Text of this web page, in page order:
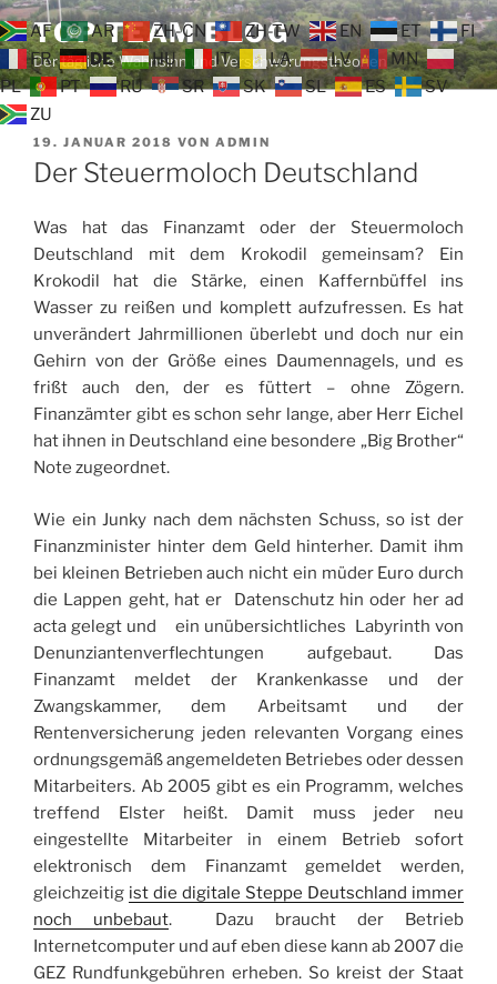
Zum
Inhalt
springen
TOP TEAM BLOG
Der tägliche Wahnsinn und Verschwörungstheorien
VERÖFFENTLICHT
AM
19. JANUAR 2018 VON ADMIN
Der Steuermoloch Deutschland
Was hat das Finanzamt oder der Steuermoloch
Deutschland mit dem Krokodil gemeinsam? Ein
Krokodil hat die Stärke, einen Kaffernbüffel ins
Wasser zu reißen und komplett aufzufressen. Es hat
unverändert Jahrmillionen überlebt und doch nur ein
Gehirn von der Größe eines Daumennagels, und es
frißt auch den, der es füttert – ohne Zögern.
Finanzämter gibt es schon sehr lange, aber Herr Eichel
hat ihnen in Deutschland eine besondere „Big Brother“
Note zugeordnet.
Wie ein Junky nach dem nächsten Schuss, so ist der
Finanzminister hinter dem Geld hinterher. Damit ihm
bei kleinen Betrieben auch nicht ein müder Euro durch
die Lappen geht, hat er  Datenschutz hin oder her ad
acta gelegt und  ein unübersichtliches Labyrinth von
Denunziantenverflechtungen aufgebaut. Das
Finanzamt meldet der Krankenkasse und der
Zwangskammer, dem Arbeitsamt und der
Rentenversicherung jeden relevanten Vorgang eines
ordnungsgemäß angemeldeten Betriebes oder dessen
Mitarbeiters. Ab 2005 gibt es ein Programm, welches
treffend Elster heißt. Damit muss jeder neu
eingestellte Mitarbeiter in einem Betrieb sofort
elektronisch dem Finanzamt gemeldet werden,
gleichzeitig ist die digitale Steppe Deutschland immer
noch unbebaut. Dazu braucht der Betrieb
Internetcomputer und auf eben diese kann ab 2007 die
GEZ Rundfunkgebühren erheben. So kreist der Staat
AF AR ZH-CN ZH-TW EN ET
FI
FR
DE HU IT LA LV
MN
PL
PT RU SR SK SL ES
SV
ZU